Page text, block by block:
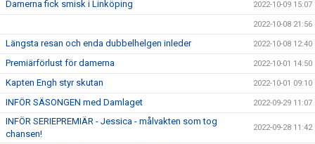
Damerna fick smisk i Linköping 2022-10-09 15:07
2022-10-08 21:56
Längsta resan och enda dubbelhelgen inleder 2022-10-08 12:40
Premiärförlust för damerna 2022-10-01 14:50
Kapten Engh styr skutan 2022-10-01 09:10
INFÖR SÄSONGEN med Damlaget 2022-09-29 11:07
INFÖR SERIEPREMIÄR - Jessica - målvakten som tog
chansen!
2022-09-28 11:42